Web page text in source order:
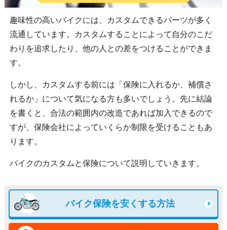
趣味性の高いバイクには、カスタムできるパーツが多く
流通しています。カスタムすることによって自分のこだ
わりを追求したり、他の人との差をつけることができま
す。
しかし、カスタムする前には「保険に入れるか、補償さ
れるか」について気になる方も多いでしょう。先に結論
を書くと、合法の範囲内の改造であれば加入できるので
すが、保険会社によっていくらか制限を受けることもあ
ります。
バイクのカスタムと保険について説明していきます。
バイク保険を安くする方法